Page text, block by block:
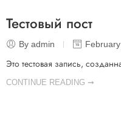
Тестовый пост
By admin
Это тестовая запись,
CONTINUE READING ➞